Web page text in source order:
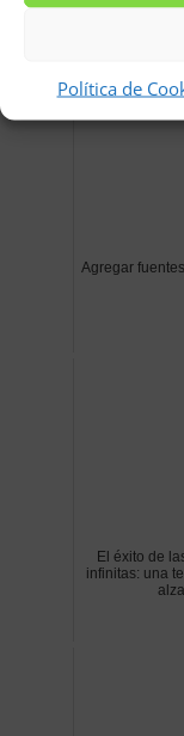
Política de
Agregar
El éxito de
infinitas: una
alza